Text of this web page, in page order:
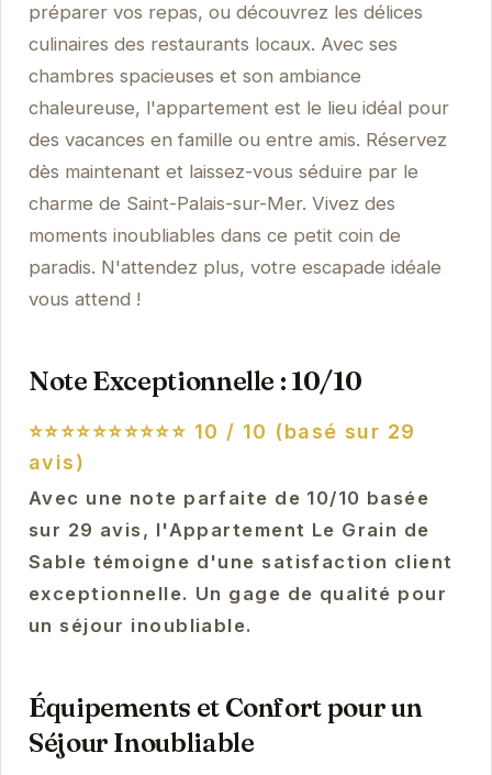
préparer vos repas, ou découvrez les délices
culinaires des restaurants locaux. Avec ses
chambres spacieuses et son ambiance
chaleureuse, l'appartement est le lieu idéal pour
des vacances en famille ou entre amis. Réservez
dès maintenant et laissez-vous séduire par le
charme de Saint-Palais-sur-Mer. Vivez des
moments inoubliables dans ce petit coin de
paradis. N'attendez plus, votre escapade idéale
vous attend !
Note Exceptionnelle : 10/10
⭐⭐⭐⭐⭐⭐⭐⭐⭐⭐ 10 / 10 (basé sur 29
avis)
Avec une note parfaite de 10/10 basée
sur 29 avis, l'Appartement Le Grain de
Sable témoigne d'une satisfaction client
exceptionnelle. Un gage de qualité pour
un séjour inoubliable.
Équipements et Confort pour un
Séjour Inoubliable